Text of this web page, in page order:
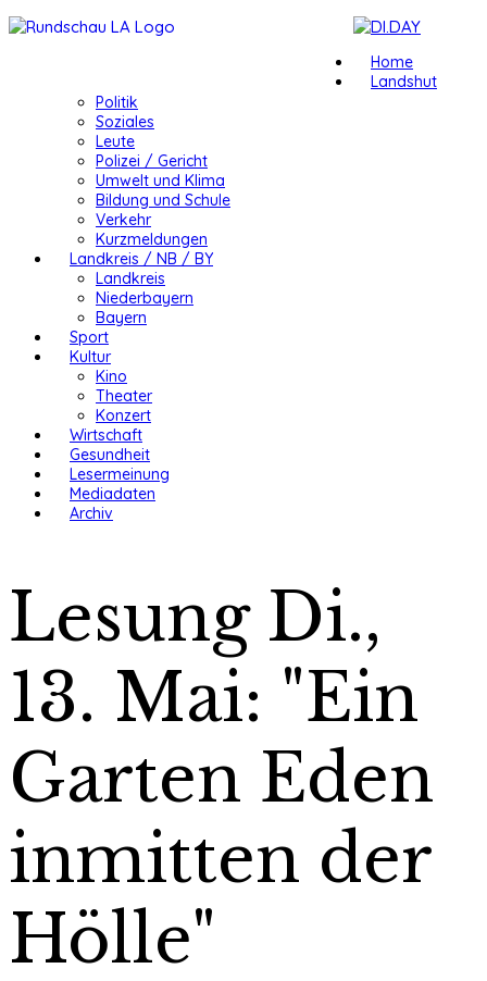
Home
Landshut
Politik
Soziales
Leute
Polizei / Gericht
Umwelt und Klima
Bildung und Schule
Verkehr
Kurzmeldungen
Landkreis / NB / BY
Landkreis
Niederbayern
Bayern
Sport
Kultur
Kino
Theater
Konzert
Wirtschaft
Gesundheit
Lesermeinung
Mediadaten
Archiv
Lesung Di.,
13. Mai: "Ein
Garten Eden
inmitten der
Hölle"